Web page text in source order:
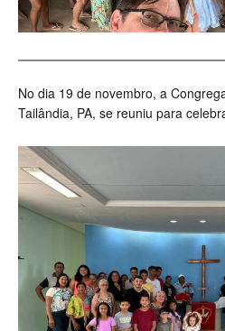
No dia 19 de novembro, a
Tailândia, PA, se reuniu para